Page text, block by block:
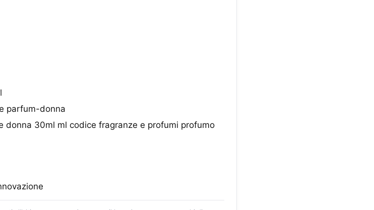
parfum-donna
donna 30ml ml codice fragranze e profumi profumo